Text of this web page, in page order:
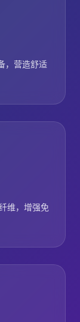
，营造舒适
维，增强免